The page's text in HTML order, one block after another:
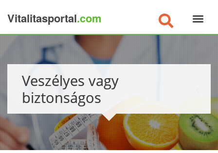
Vitalitasportal.com
Veszélyes vagy
biztonságos
×